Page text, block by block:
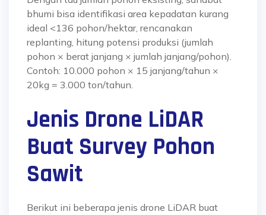
bhumi bisa identifikasi area kepadatan kurang
ideal <136 pohon/hektar, rencanakan
replanting, hitung potensi produksi (jumlah
pohon × berat janjang × jumlah janjang/pohon).
Contoh: 10.000 pohon × 15 janjang/tahun ×
20kg = 3.000 ton/tahun.
Jenis Drone LiDAR
Buat Survey Pohon
Sawit
Berikut ini beberapa jenis drone LiDAR buat